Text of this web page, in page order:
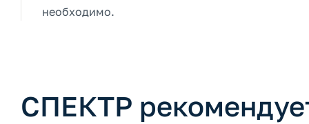
необходимо.
СПЕКТР